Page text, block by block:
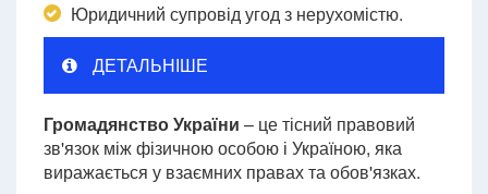
Юридичний супровід угод з нерухомістю.
ДЕТАЛЬНІШЕ
Громадянство України – це тісний правовий
зв'язок між фізичною особою і Україною, яка
виражається у взаємних правах та обов'язках.